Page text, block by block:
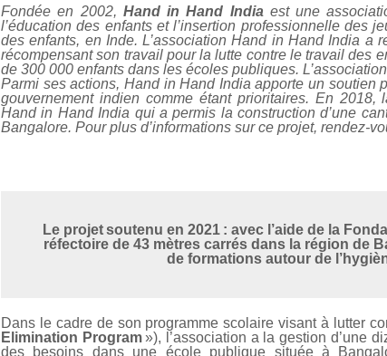
Fondée en 2002, Hand in Hand Indiaest une
l’éducation des enfants et l’insertion professionnelle des
des enfants, en Inde. L’association Hand in Hand India a
récompensant son travail pour la lutte contre le travail des
de 300 000 enfants dans les écoles publiques.
Parmi ses actions, Hand in Hand India apporte un soutien
gouvernement indien comme étant prioritaires. En
Hand in Hand India qui a permis la construction d’une
Bangalore. Pour plus d’informations sur ce projet, rendez-
Le projet soutenu en 2021 : avec l’aide de la
réfectoire de 43 mètres carrés dans la région de
de formations autour de
Dans le cadre de son programme scolaire visant à lutter
Elimination Program»), l’association a la gestion d’une
des besoins dans une école publique située à